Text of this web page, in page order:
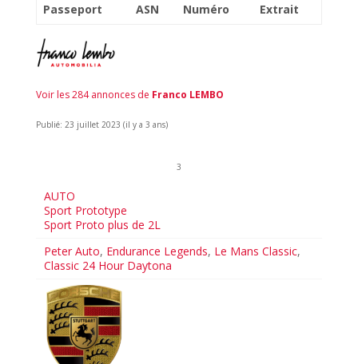
Passeport ASN Numéro Extrait
Voir les 284 annonces de Franco LEMBO
Publié: 23 juillet 2023 (il y a 3 ans)
3
AUTO
Sport Prototype
Sport Proto plus de 2L
Peter Auto, Endurance Legends, Le Mans Classic,
Classic 24 Hour Daytona